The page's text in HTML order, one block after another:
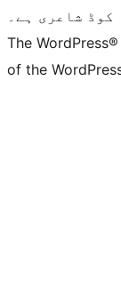
کوڈ شاعری ہے۔
The
of the